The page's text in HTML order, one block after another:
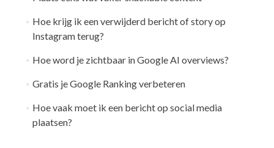
Hoe krijg ik een verwijderd bericht of story op
Instagram terug?
Hoe word je zichtbaar in Google AI overviews?
Gratis je Google Ranking verbeteren
Hoe vaak moet ik een bericht op social media
plaatsen?